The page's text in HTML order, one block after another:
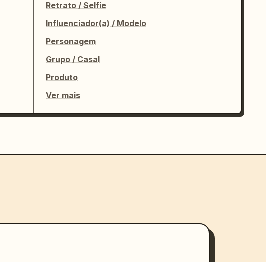
Retrato / Selfie
Influenciador(a) / Modelo
Personagem
Grupo / Casal
Produto
Ver mais